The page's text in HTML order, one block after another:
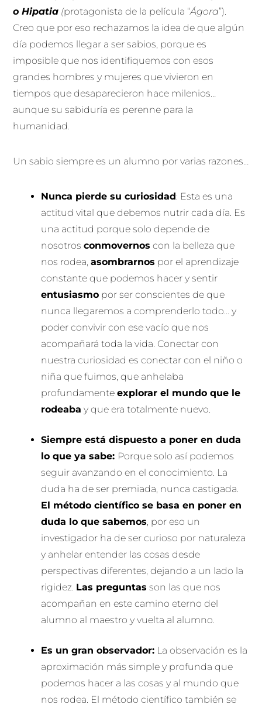
o Hipatia (protagonista de la película “Ágora”).
Creo que por eso rechazamos la idea de que algún
día podemos llegar a ser sabios, porque es
imposible que nos identifiquemos con esos
grandes hombres y mujeres que vivieron en
tiempos que desaparecieron hace milenios…
aunque su sabiduría es perenne para la
humanidad.
Un sabio siempre es un alumno por varias razones…
Nunca pierde su curiosidad: Esta es una
actitud vital que debemos nutrir cada día. Es
una actitud porque solo depende de
nosotrosconmovernos con la belleza que
nos rodea,asombrarnos por el aprendizaje
constante que podemos hacer y sentir
entusiasmo por ser conscientes de que
nunca llegaremos a comprenderlo todo… y
poder convivir con ese vacío que nos
acompañará toda la vida. Conectar con
nuestra curiosidad es conectar con el niño o
niña que fuimos, que anhelaba
profundamenteexplorar el mundo que le
rodeaba y que era totalmente nuevo.
Siempre está dispuesto a poner en duda
lo que ya sabe: Porque solo así podemos
seguir avanzando en el conocimiento. La
duda ha de ser premiada, nunca castigada.
El método científico se basa en poner en
duda lo que sabemos, por eso un
investigador ha de ser curioso por naturaleza
y anhelar entender las cosas desde
perspectivas diferentes, dejando a un lado la
rigidez. Las preguntas son las que nos
acompañan en este camino eterno del
alumno al maestro y vuelta al alumno.
Es un gran observador: La observación es la
aproximación más simple y profunda que
podemos hacer a las cosas y al mundo que
nos rodea. El método científico también se